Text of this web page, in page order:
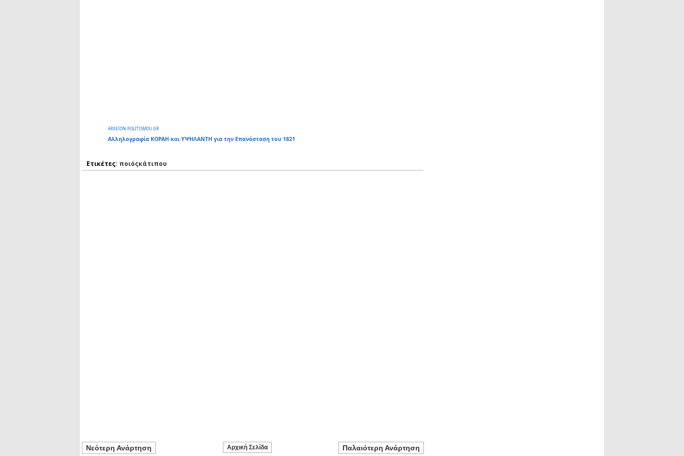
ARXEION-POLITISMOU.GR
Αλληλογραφία ΚΟΡΑΗ και ΥΨΗΛΑΝΤΗ για την Επανάσταση του 1821
Ετικέτες: ποιόςκάτιπου
Νεότερη Ανάρτηση Παλαιότερη Ανάρτηση
Αρχική Σελίδα